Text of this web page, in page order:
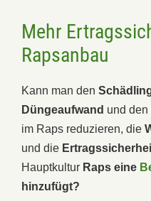
Mehr
Rapsanbau
Kann man den
Düngeaufwand und den
im Raps reduzieren, die
und die
Hauptkultur Raps eine
hinzufügt?